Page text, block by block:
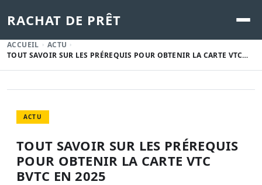
RACHAT DE PRÊT
ACCUEIL
ACTU
TOUT SAVOIR SUR LES PRÉREQUIS POUR OBTENIR LA CARTE VTC…
ACTU
TOUT SAVOIR SUR LES PRÉREQUIS
POUR OBTENIR LA CARTE VTC
BVTC EN 2025